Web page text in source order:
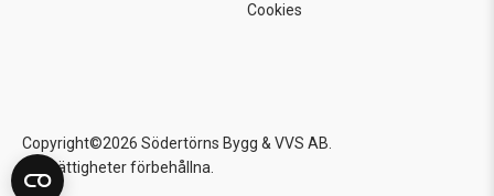
Cookies
Copyright©2026 Södertörns Bygg & VVS AB.
Alla rättigheter förbehållna.